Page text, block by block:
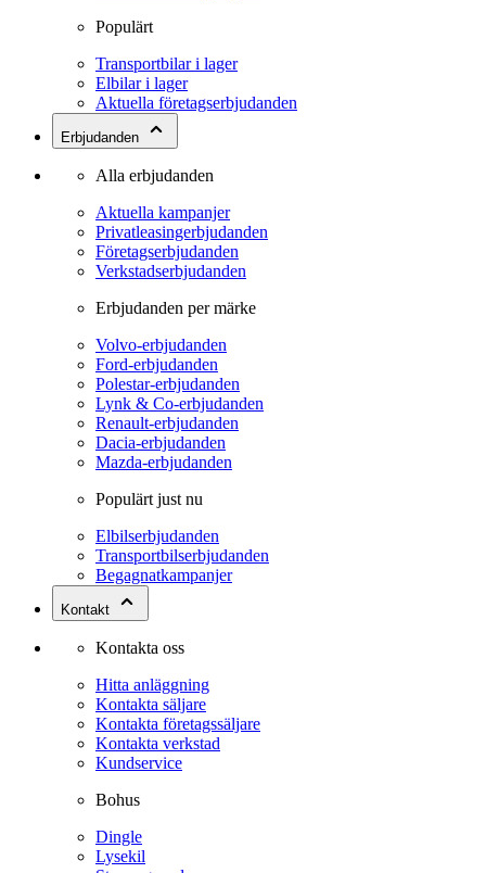
Populärt
Transportbilar i lager
Elbilar i lager
Aktuella företagserbjudanden
Erbjudanden
Alla erbjudanden
Aktuella kampanjer
Privatleasingerbjudanden
Företagserbjudanden
Verkstadserbjudanden
Erbjudanden per märke
Volvo-erbjudanden
Ford-erbjudanden
Polestar-erbjudanden
Lynk & Co-erbjudanden
Renault-erbjudanden
Dacia-erbjudanden
Mazda-erbjudanden
Populärt just nu
Elbilserbjudanden
Transportbilserbjudanden
Begagnatkampanjer
Kontakt
Kontakta oss
Hitta anläggning
Kontakta säljare
Kontakta företagssäljare
Kontakta verkstad
Kundservice
Bohus
Dingle
Lysekil